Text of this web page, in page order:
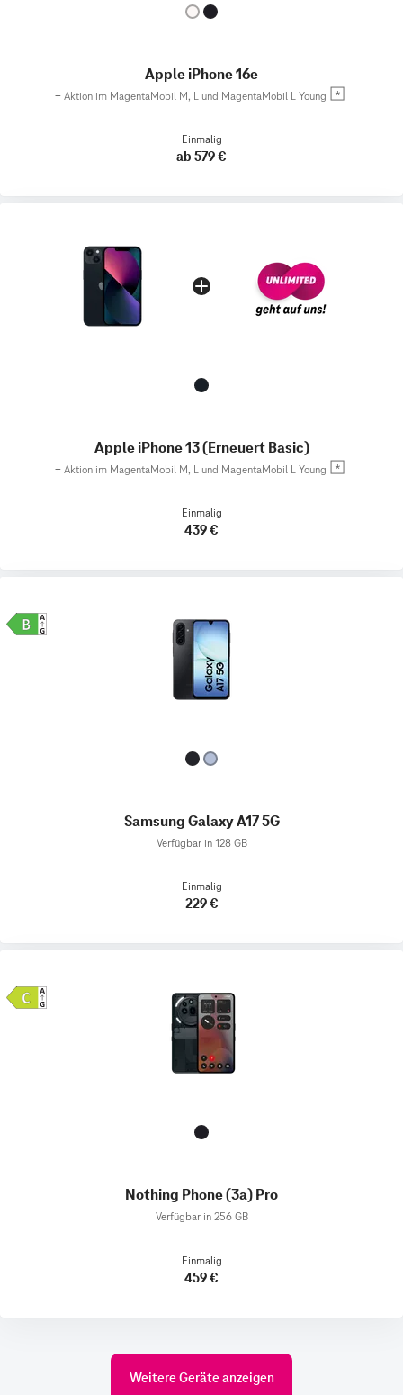
Apple iPhone 16e
+ Aktion im MagentaMobil M, L und MagentaMobil L Young
Einmalig
ab 579 €
Apple iPhone 13 (Erneuert Basic)
+ Aktion im MagentaMobil M, L und MagentaMobil L Young
Einmalig
439 €
Samsung Galaxy A17 5G
Verfügbar in 128 GB
Einmalig
229 €
Nothing Phone (3a) Pro
Verfügbar in 256 GB
Einmalig
459 €
Weitere Geräte anzeigen